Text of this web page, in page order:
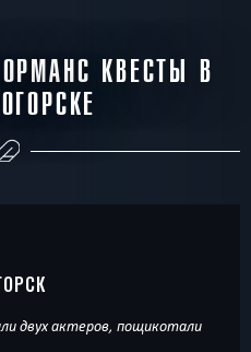
КВЕСТЫ В
двух актеров, пощикотали